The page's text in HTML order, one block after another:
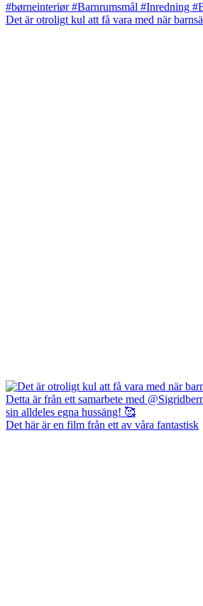
Det är otroligt kul att få vara med när barnsä
Det här är en film från ett av våra fantastisk